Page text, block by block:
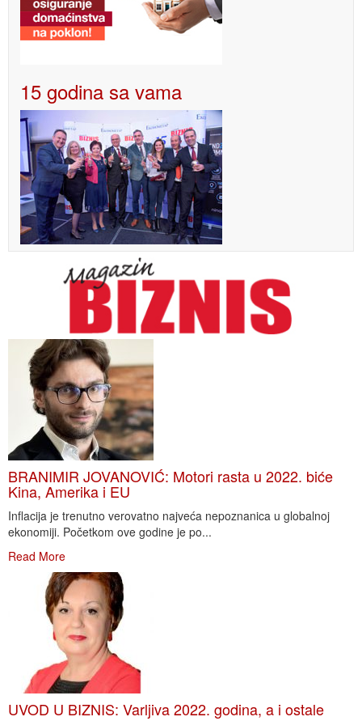
15 godina sa vama
BRANIMIR JOVANOVIĆ: Motori rasta u 2022. biće
Kina, Amerika i EU
Inflacija je trenutno verovatno najveća nepoznanica u globalnoj
ekonomiji. Početkom ove godine je po...
Read More
UVOD U BIZNIS: Varljiva 2022. godina, a i ostale